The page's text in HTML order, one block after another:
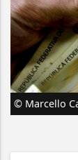
© Marcello